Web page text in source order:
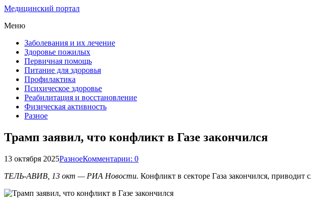
Медицинский портал
Меню
Заболевания и их лечение
Здоровье пожилых
Первичная помощь
Питание для здоровья
Профилактика
Психическое здоровье
Реабилитация и восстановление
Физическая активность
Разное
Трамп заявил, что конфликт в Газе закончился
13 октября 2025РазноеКомментарии: 0
ТЕЛЬ-АВИВ, 13 окт — РИА Новости. Конфликт в секторе Газа закончился,